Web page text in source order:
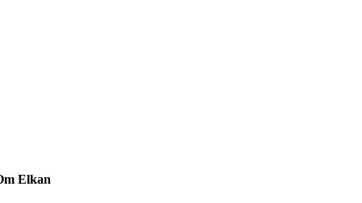
Elkan